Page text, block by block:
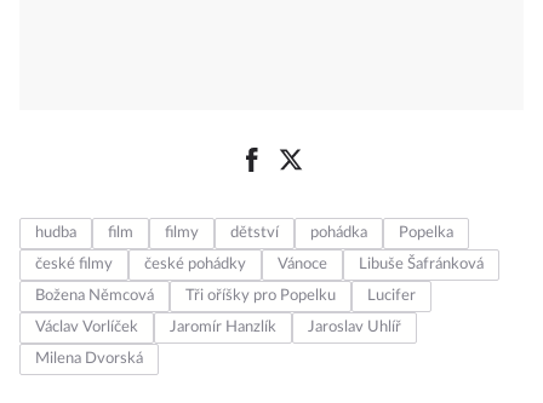
hudba film filmy dětství pohádka
Popelka
české filmy
české pohádky Vánoce
Libuše Šafránková
Božena Němcová
Tři oříšky pro Popelku
Lucifer
Václav Vorlíček
Jaromír Hanzlík
Jaroslav Uhlíř
Milena Dvorská